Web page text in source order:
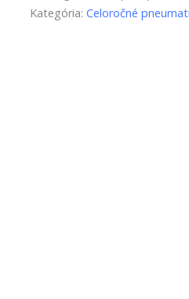
Kategória:Celoročné